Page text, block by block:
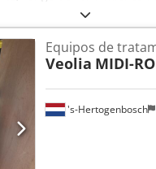
2400 mm/
visita al lugar de
's-Hertogenbosch
Equipos de
Veolia MIDI-